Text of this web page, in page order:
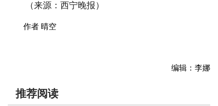
（来源：西宁晚报）
作者 晴空
编辑：李娜
推荐阅读